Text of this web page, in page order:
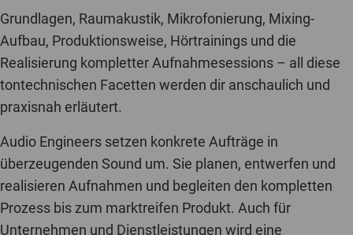
Grundlagen, Raumakustik, Mikrofonierung, Mixing-
Aufbau, Produktionsweise, Hörtrainings und die
Realisierung kompletter Aufnahmesessions – all diese
tontechnischen Facetten werden dir anschaulich und
praxisnah erläutert.
Audio Engineers setzen konkrete Aufträge in
überzeugenden Sound um. Sie planen, entwerfen und
realisieren Aufnahmen und begleiten den kompletten
Prozess bis zum marktreifen Produkt. Auch für
Unternehmen und Dienstleistungen wird eine